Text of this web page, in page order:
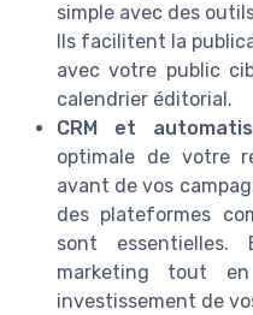
simple avec des
Ils facilitent la
avec votre public
calendrier éditorial.
CRM et
optimale de votre
avant de vos
des plateformes
sont essentielles.
marketing tout
investissement de